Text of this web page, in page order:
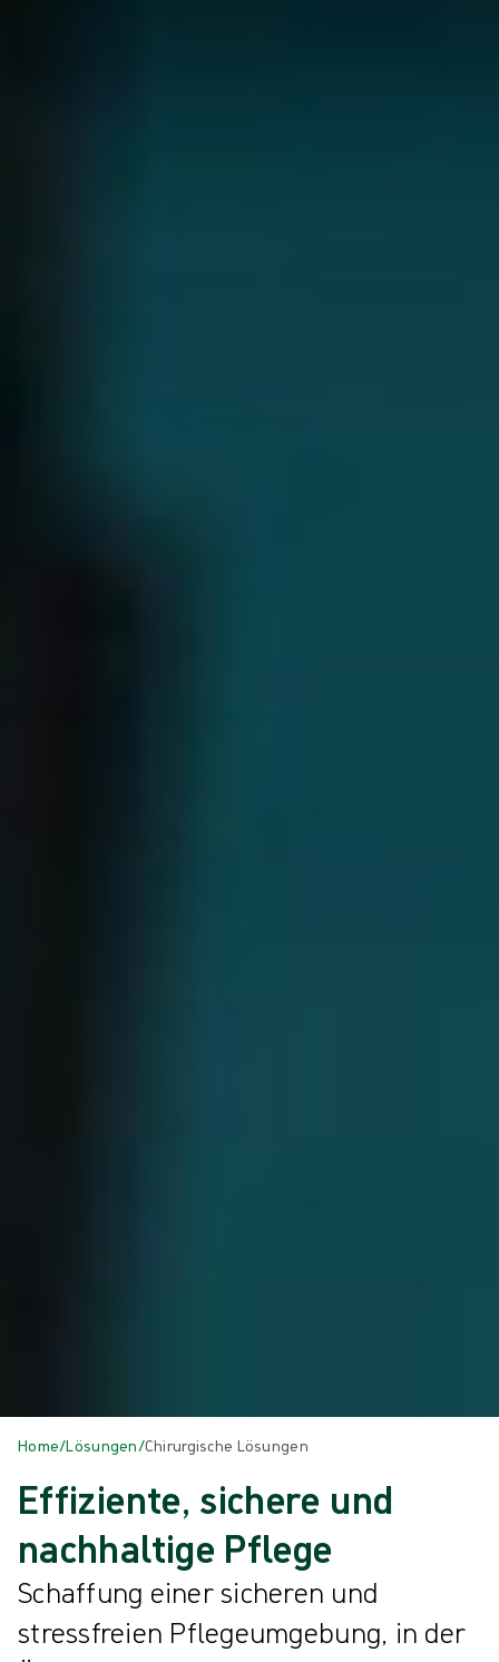
Home/Lösungen/Chirurgische Lösungen
Effiziente, sichere und
nachhaltige Pflege
Schaffung einer sicheren und
stressfreien Pflegeumgebung, in der